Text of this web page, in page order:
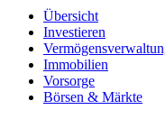
Übersicht
Investieren
Immobilien
Vorsorge
Börsen & Märkte